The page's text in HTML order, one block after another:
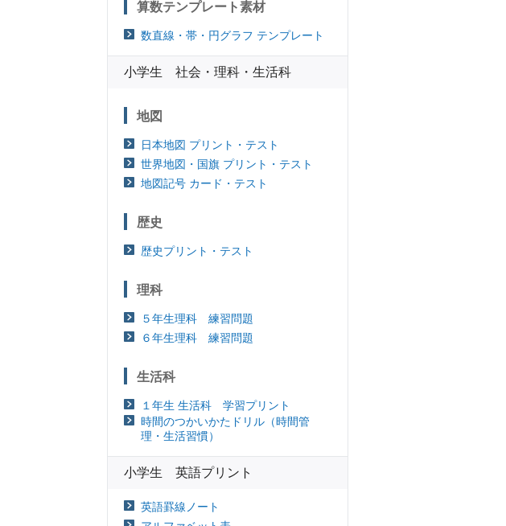
算数テンプレート素材
数直線・帯・円グラフ テンプレート
小学生 社会・理科・生活科
地図
日本地図 プリント・テスト
世界地図・国旗 プリント・テスト
地図記号 カード・テスト
歴史
歴史プリント・テスト
理科
５年生理科 練習問題
６年生理科 練習問題
生活科
１年生 生活科 学習プリント
時間のつかいかたドリル（時間管
理・生活習慣）
小学生 英語プリント
英語罫線ノート